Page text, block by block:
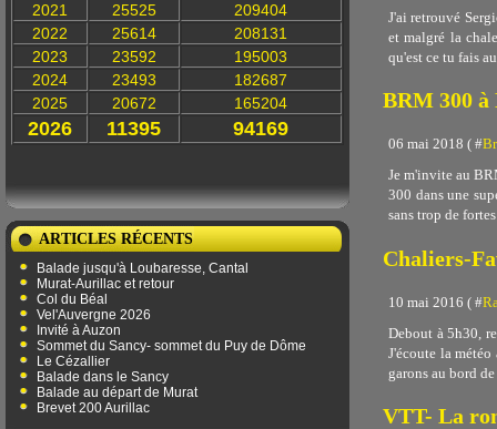
2021
25525
209404
2022
25614
208131
2023
23592
195003
2024
23493
182687
2025
20672 165204
2026 11395 94169
ARTICLES RÉCENTS
Balade jusqu'à Loubaresse, Cantal
Murat-Aurillac et retour
Col du Béal
Vel'Auvergne 2026
Invité à Auzon
Sommet du Sancy- sommet du Puy de Dôme
Le Cézallier
Balade dans le Sancy
Balade au départ de Murat
Brevet 200 Aurillac
J'ai retrouvé
et malgré la
qu'est ce tu fais
BRM 300 à
06 mai 2018 ( #
Je m'invite au
300 dans une
sans trop de
Chaliers-
10 mai 2016 ( #
Debout à 5h30,
J'écoute la
garons au bord
VTT- La